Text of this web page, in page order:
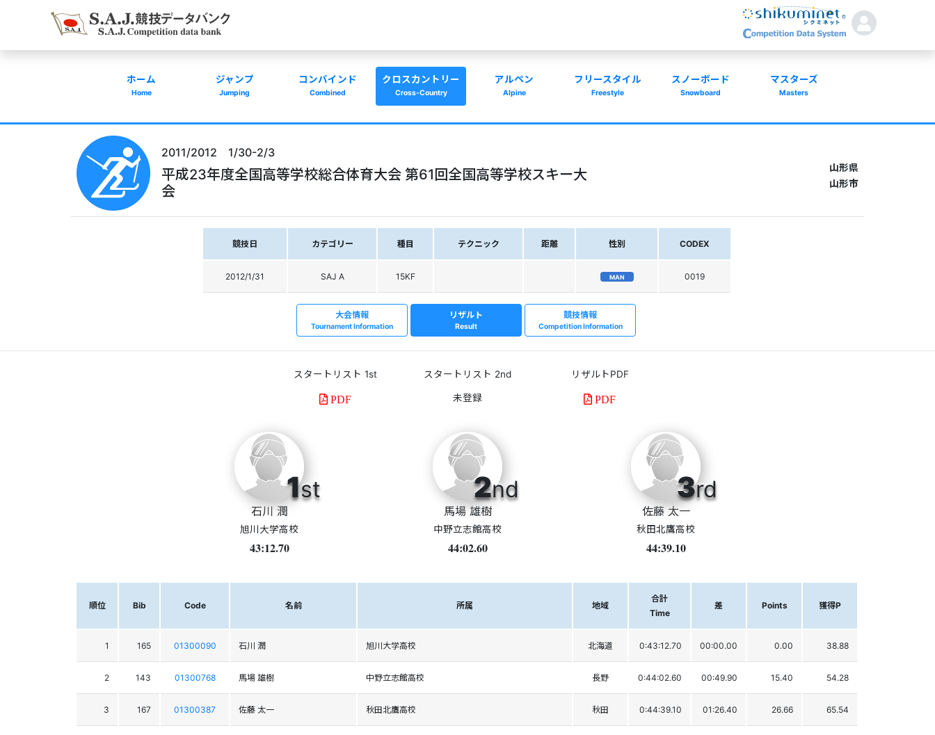
ホーム
Home
ジャンプ
Jumping
コンバインド
Combined
クロスカントリー
Cross-Country
アルペン
Alpine
フリースタイル
Freestyle
スノーボード
Snowboard
マスターズ
Masters
2011/2012 1/30-2/3
平成23年度全国高等学校総合体育大会 第61回全国高等学校スキー大
会
山形県
山形市
競技日 カテゴリー 種目 テクニック 距離 性別 CODEX
2012/1/31 SAJ A 15KF MAN 0019
大会情報
Tournament Information
リザルト
Result
競技情報
Competition Information
スタートリスト 1st
PDF
スタートリスト 2nd リザルトPDF
PDF
1st
石川 潤
旭川大学高校
43:12.70
2nd
馬場 雄樹
中野立志館高校
44:02.60
3rd
佐藤 太一
秋田北鷹高校
44:39.10
順位 Bib Code 名前 所属 地域
合計
Time
差 Points 獲得P
1 165 01300090 石川 潤 旭川大学高校 北海道 0:43:12.70 00:00.00 0.00 38.88
2 143 01300768 馬場 雄樹 中野立志館高校 長野 0:44:02.60 00:49.90 15.40 54.28
3 167 01300387 佐藤 太一 秋田北鷹高校 秋田 0:44:39.10 01:26.40 26.66 65.54